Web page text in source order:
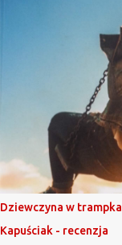
Dziewczyna w
Kapuściak - recenzja